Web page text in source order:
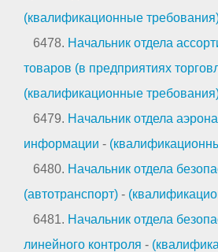
(квалификационные
6478. Начальник отдела
товаров (в предприятиях
(квалификационные
6479. Начальник отдела
информации -
6480. Начальник отдела
(автотранспорт) -
6481. Начальник отдела
линейного контроля -